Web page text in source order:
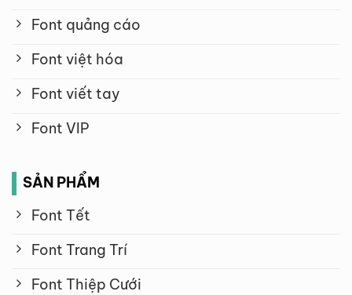
Font quảng cáo
Font việt hóa
Font viết tay
Font VIP
SẢN PHẨM
Font Tết
Font Trang Trí
Font Thiệp Cưới